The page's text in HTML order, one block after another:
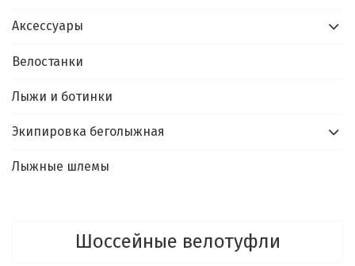
Шоссейные велотуфли
Аксессуары
Велостанки
Лыжи и ботинки
Экипировка беголыжная
Лыжные шлемы